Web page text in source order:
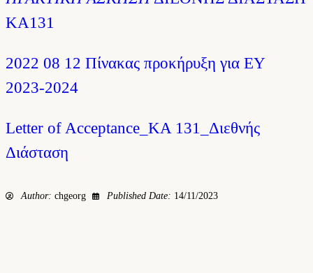
ΚΑ131
2022 08 12 Πίνακας προκήρυξη για ΕΥ
2023-2024
Letter of Acceptance_KA 131_Διεθνής
Διάσταση
Author: chgeorg Published Date: 14/11/2023